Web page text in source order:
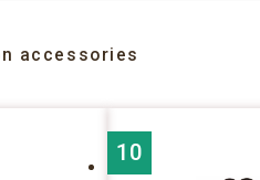
accessories
10